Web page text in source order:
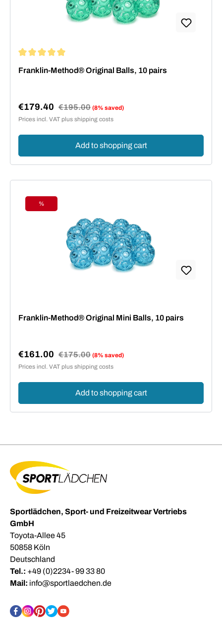
Franklin-Method® Original Balls, 10 pairs
Sale price:
€179.40 Regular price:
€195.00 (8% saved)
Prices incl. VAT plus shipping costs
Add to shopping cart
Discount
%
Franklin-Method® Original Mini Balls, 10 pairs
Sale price:
€161.00 Regular price:
€175.00 (8% saved)
Prices incl. VAT plus shipping costs
Add to shopping cart
Sportlädchen, Sport- und Freizeitwear Vertriebs
GmbH
Toyota-Allee 45
50858 Köln
Deutschland
Tel.: +49 (0)2234- 99 33 80
Mail: info@sportlaedchen.de